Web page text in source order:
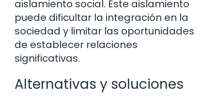
aislamiento social. Este aislamiento
puede dificultar la integración en la
sociedad y limitar las oportunidades
de establecer relaciones
significativas.
Alternativas y soluciones